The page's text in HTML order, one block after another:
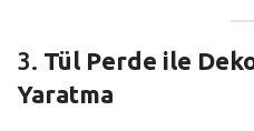
3. Tül Perde ile
Yaratma